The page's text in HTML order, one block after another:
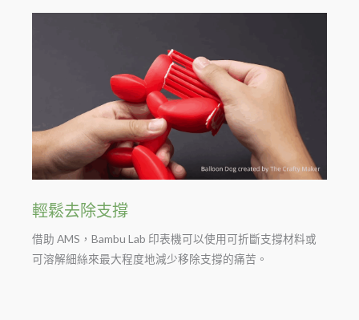
輕鬆去除支撐
借助 AMS，Bambu Lab 印表機可以使用可折斷支撐材料或
可溶解細絲來最大程度地減少移除支撐的痛苦。